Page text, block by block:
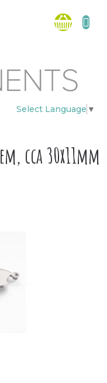
Select Language ▼
košík
cca 30x11mm